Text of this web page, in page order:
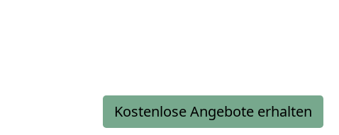
Kostenlose Angebote erhalten